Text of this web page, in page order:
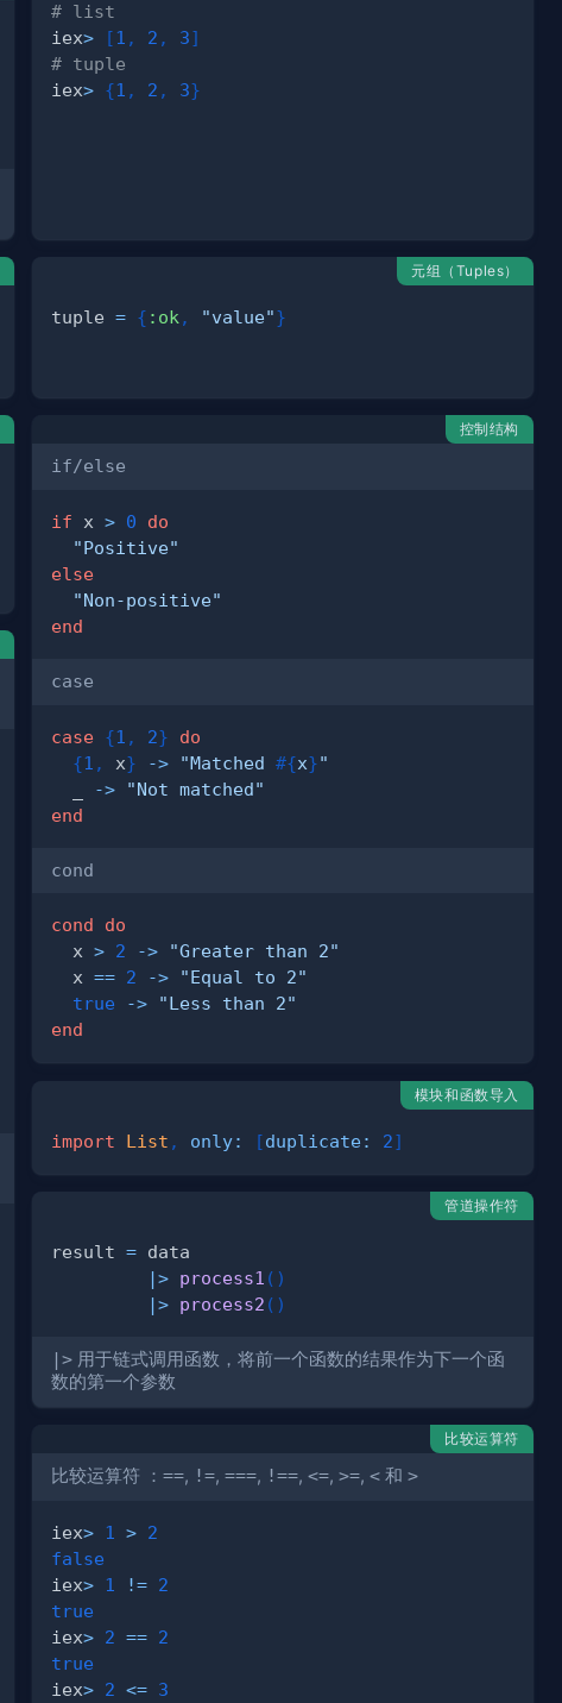
# list
iex> [1 , 2 , 3]
# tuple
iex> {1 , 2 , 3}
元组（Tuples）
tuple = { :ok , "value"}
控制结构
if/else
if x > 0
do
"Positive"
else
"Non-positive"
end
case
case {1 , 2}
do
{1 , x} -> "Matched #{x}"
->
"Not matched"
end
cond
cond
do
  x
> 2 ->
"Greater than 2"
  x
== 2 ->
"Equal to 2"
true
->
"Less than 2"
end
模块和函数导入
import List , only: [duplicate: 2]
管道操作符
result =
|> process1 ( )
|> process2 ( )
|> 用于链式调用函数，将前一个函数的结果作为下一个函
数的第一个参数
比较运算符
比较运算符 ：==, !=,===, !==,<=,>=,< 和>
iex> 1 > 2
false
iex> 1 != 2
true
iex> 2 == 2
true
iex> 2 <= 3